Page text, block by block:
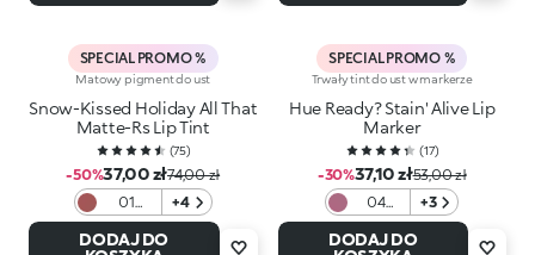
SPECIAL PROMO %
Matowy pigment do ust
Snow-Kissed Holiday All That
Matte-Rs Lip Tint
(75)
-50%37,00 zł74,00 zł
01
Rose
Retreat
+4
DODAJ DO
SPECIAL PROMO %
Trwały tint do ust w markerze
Hue Ready? Stain' Alive Lip
Marker
(17)
-30%37,10 zł53,00 zł
04
Mauve
on
+3
DODAJ DO